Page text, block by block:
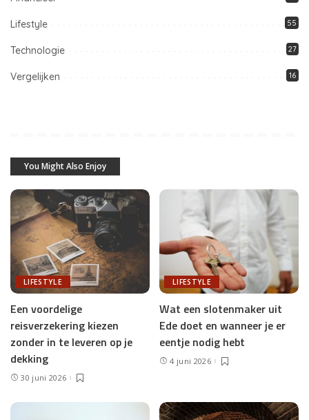
Lifestyle 55
Technologie 27
Vergelijken 16
You Might Also Enjoy
LIFESTYLE
Een voordelige
reisverzekering kiezen
zonder in te leveren op je
dekking
30 juni 2026
LIFESTYLE
Wat een slotenmaker uit
Ede doet en wanneer je er
eentje nodig hebt
4 juni 2026